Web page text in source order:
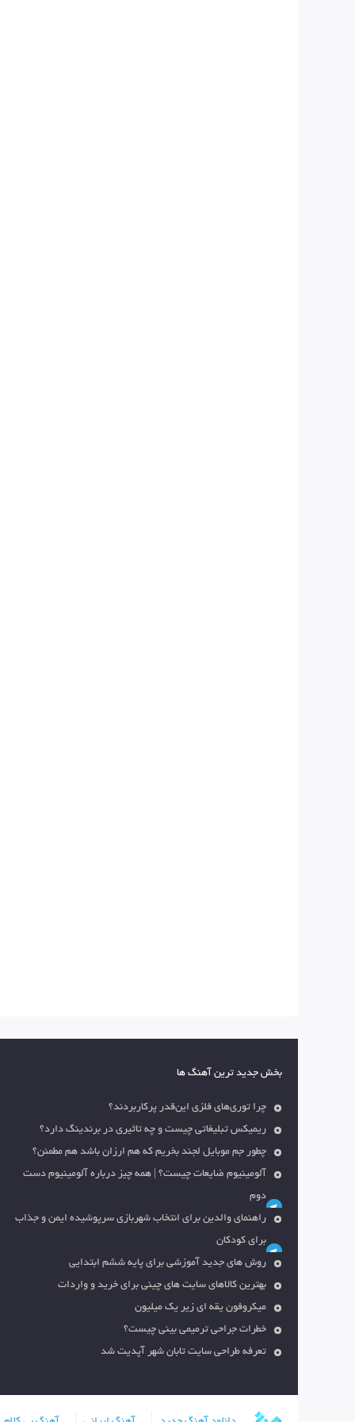
بخش جدید ترین آهنگ ها
چرا توری‌های فلزی این‌قدر پرکاربردند؟
ریمیکس تبلیغاتی چیست و چه تاثیری در برندینگ دارد؟
چطور جم موبایل لجند بخریم که هم ارزان باشد هم مطمئن؟
آلومینیوم ضایعات چیست؟ | همه چیز درباره آلومینیوم دست
دوم
راهنمای والدین برای انتخاب شهربازی سرپوشیده ایمن و جذاب
برای کودکان
روش های جدید آموزشی برای پایه ششم ابتدایی
بهترین کالاهای سایت های چینی برای خرید و واردات
میکروفون یقه ای زیر یک میلیون
خطرات جراحی ترمیمی بینی چیست؟
تعرفه طراحی سایت تابان شهر آپدیت شد